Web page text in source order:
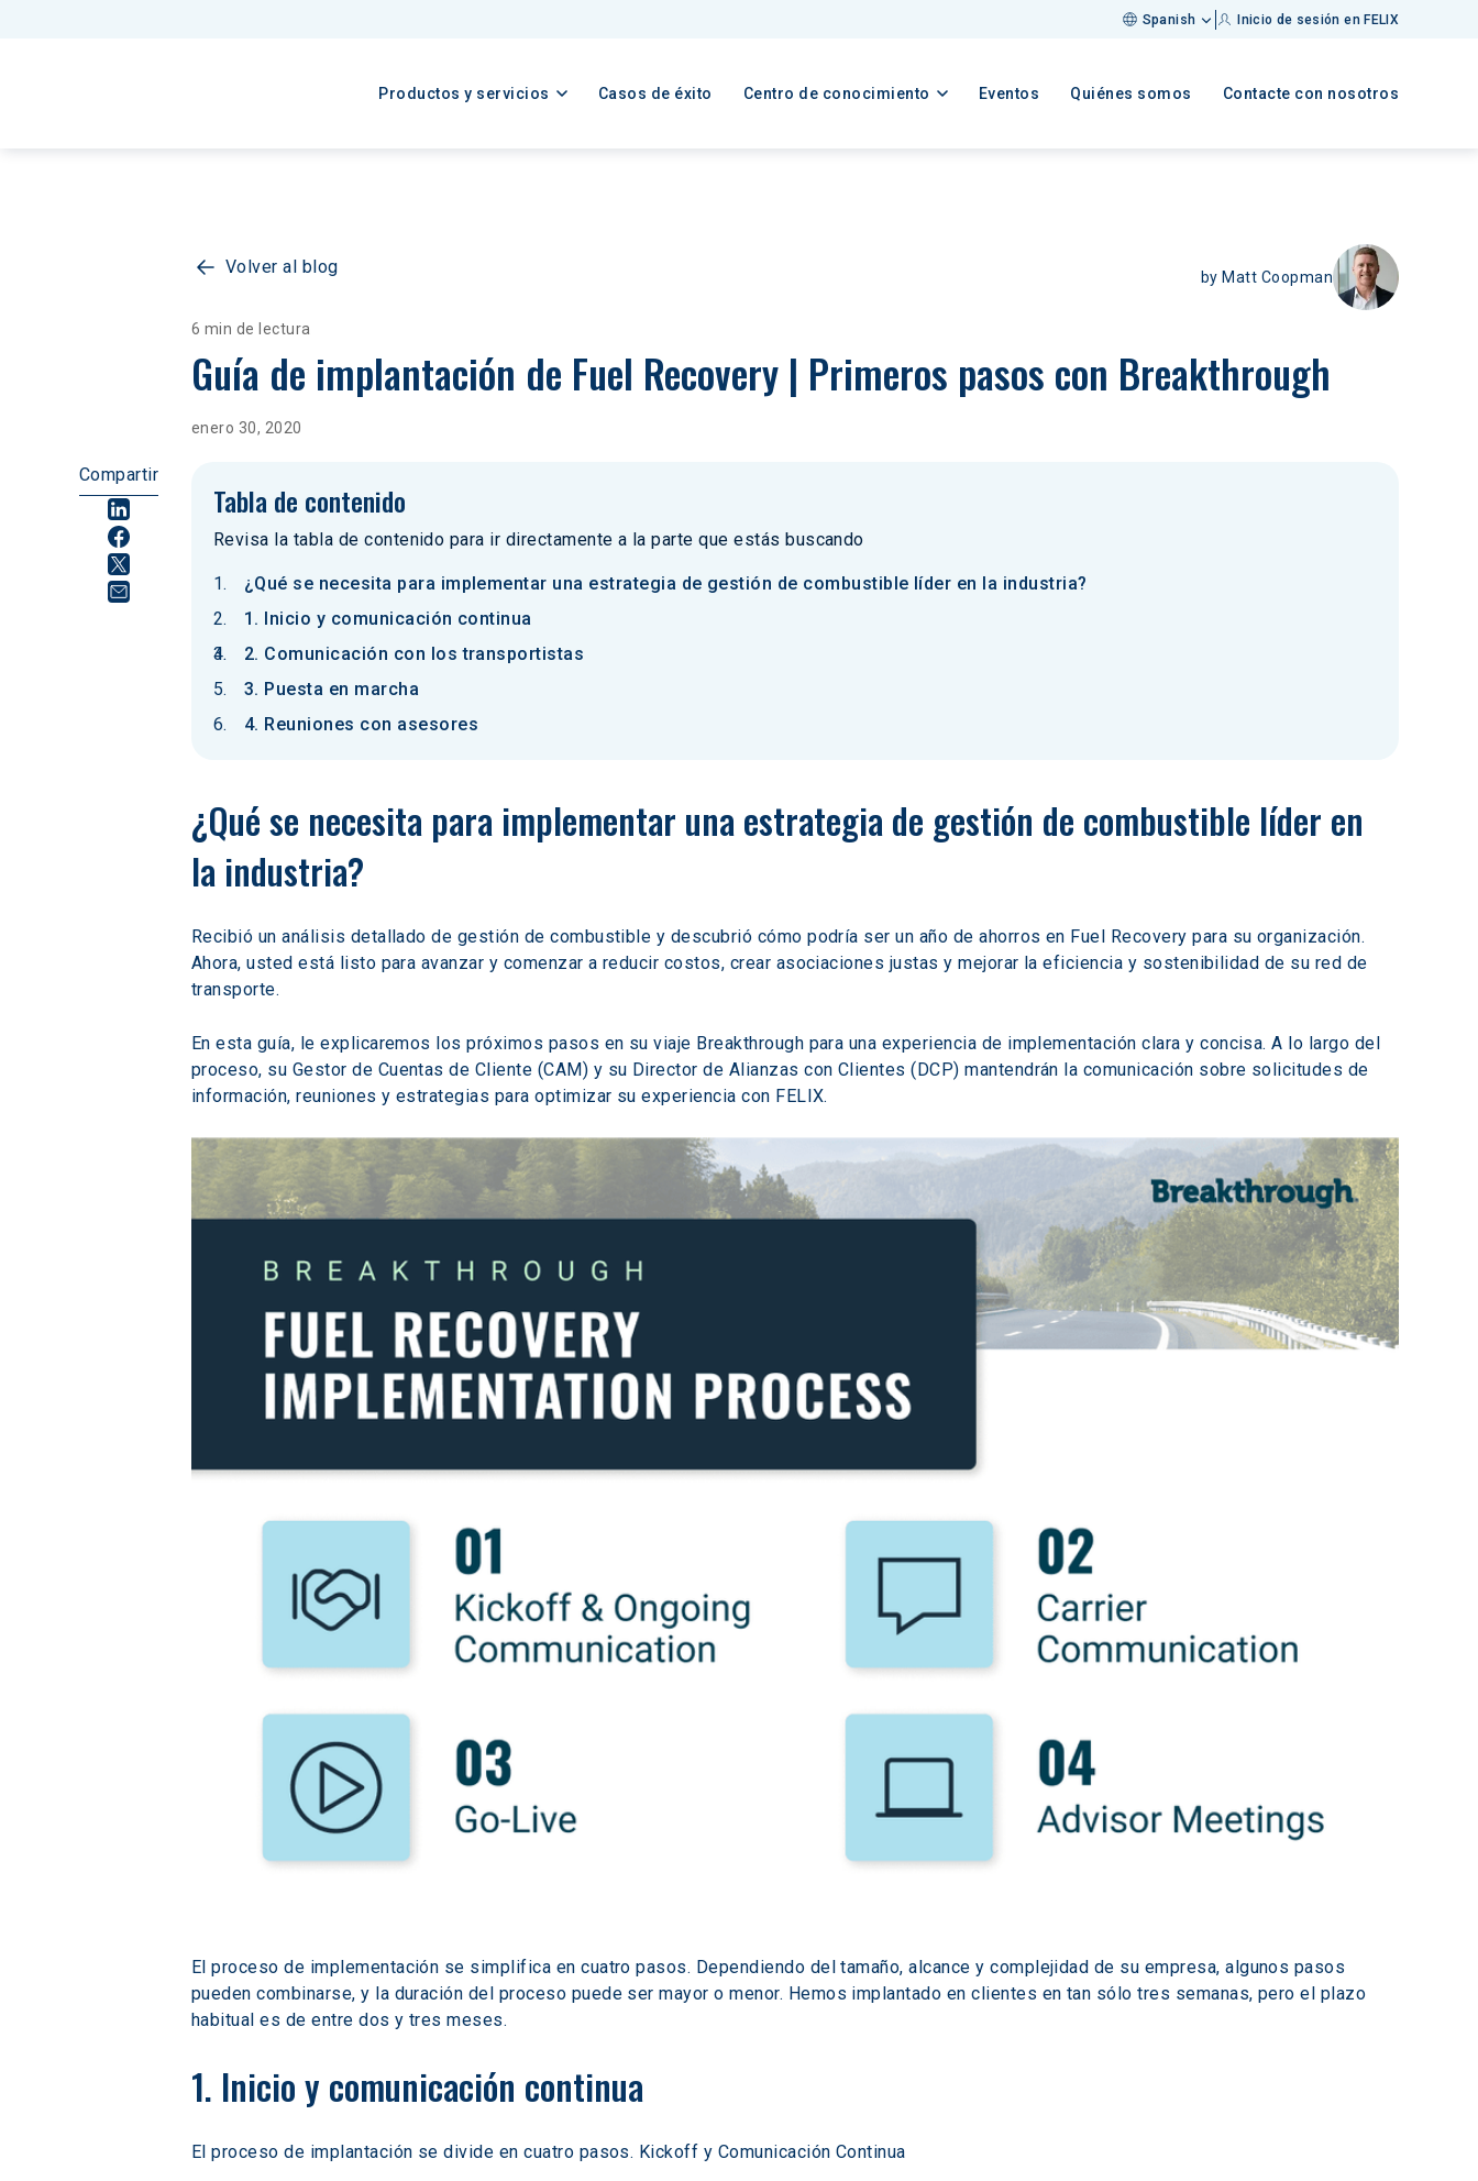
Spanish Inicio de sesión en FELIX
Productos y servicios Casos de éxito Centro de conocimiento Eventos Quiénes somos Contacte con nosotros
Volver al blog byMatt Coopman
6 min de lectura
Guía de implantación de Fuel Recovery | Primeros pasos con Breakthrough
enero 30, 2020
Compartir
Tabla de contenido
Revisa la tabla de contenido para ir directamente a la parte que estás buscando
¿Qué se necesita para implementar una estrategia de gestión de combustible líder en la industria?
1. Inicio y comunicación continua
2. Comunicación con los transportistas
3. Puesta en marcha
4. Reuniones con asesores
¿Qué se necesita para implementar una estrategia de gestión de combustible líder en
la industria?
Recibió un análisis detallado de gestión de combustible y descubrió cómo podría ser un año de ahorros en Fuel Recovery para su organización.
Ahora, usted está listo para avanzar y comenzar a reducir costos, crear asociaciones justas y mejorar la eficiencia y sostenibilidad de su red de
transporte.
En esta guía, le explicaremos los próximos pasos en su viaje Breakthrough para una experiencia de implementación clara y concisa. A lo largo del
proceso, su Gestor de Cuentas de Cliente (CAM) y su Director de Alianzas con Clientes (DCP) mantendrán la comunicación sobre solicitudes de
información, reuniones y estrategias para optimizar su experiencia con FELIX.
El proceso de implementación se simplifica en cuatro pasos. Dependiendo del tamaño, alcance y complejidad de su empresa, algunos pasos
pueden combinarse, y la duración del proceso puede ser mayor o menor. Hemos implantado en clientes en tan sólo tres semanas, pero el plazo
habitual es de entre dos y tres meses.
1. Inicio y comunicación continua
El proceso de implantación se divide en cuatro pasos. Kickoff y Comunicación Continua